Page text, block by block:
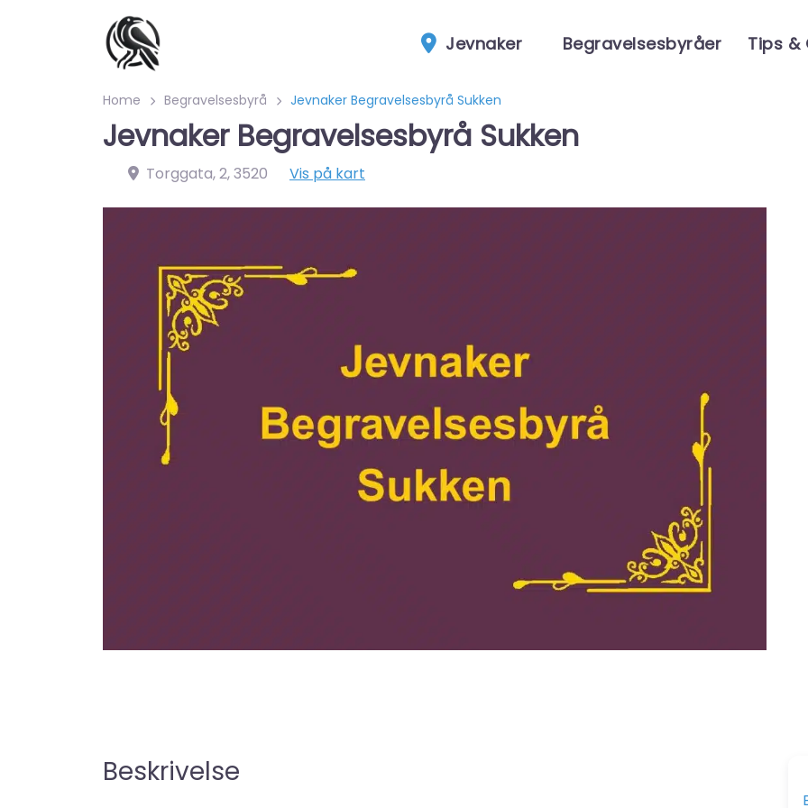
Jevnaker Begravelsesbyråer Tips &
Home Begravelsesbyrå Jevnaker Begravelsesbyrå Sukken
Jevnaker Begravelsesbyrå Sukken
Torggata, 2,3520 Vis på kart
Beskrivelse